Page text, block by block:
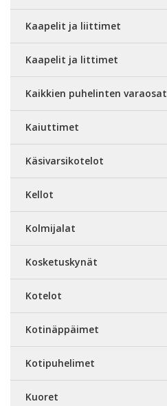
Kaapelit ja liittimet
Kaapelit ja littimet
Kaikkien puhelinten varaosat
Kaiuttimet
Käsivarsikotelot
Kellot
Kolmijalat
Kosketuskynät
Kotelot
Kotinäppäimet
Kotipuhelimet
Kuoret